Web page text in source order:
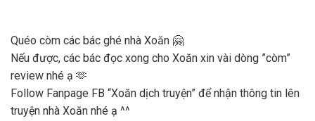
Quéo còm các bác ghé nhà Xoăn 🤗
Nếu được, các bác đọc xong cho Xoăn xin vài dòng ”còm”
review nhé ạ 🫶
Follow Fanpage FB “Xoăn dịch truyện” để nhận thông tin lên
truyện nhà Xoăn nhé ạ ^^